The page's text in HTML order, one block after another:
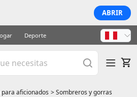
ABRIR
Deporte
para aficionados > Sombreros y gorras